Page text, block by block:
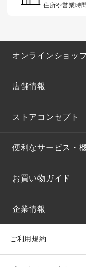
住所や営業時
オンラインショッ
店舗情報
ストアコンセプト
便利なサービス・
お買い物ガイド
企業情報
ご利用規約